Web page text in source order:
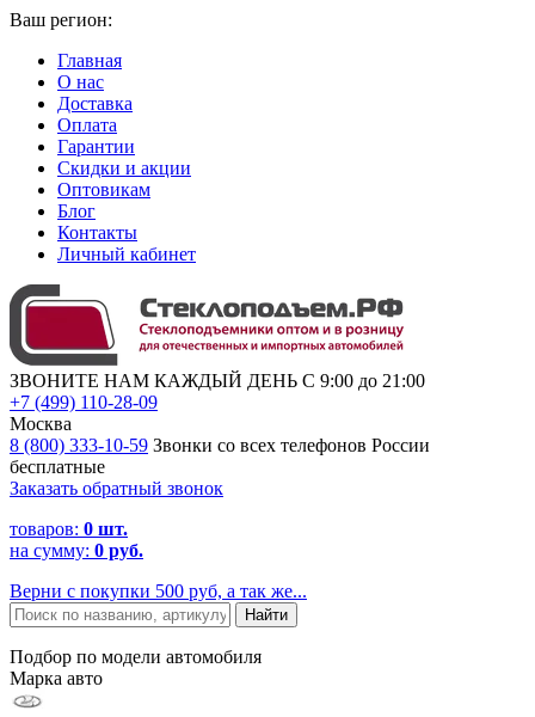
Ваш регион:
Главная
О нас
Доставка
Оплата
Гарантии
Скидки и акции
Оптовикам
Блог
Контакты
Личный кабинет
ЗВОНИТЕ НАМ КАЖДЫЙ ДЕНЬ С 9:00 до 21:00
+7 (499) 110-28-09
Москва
8 (800) 333-10-59 Звонки со всех телефонов России
бесплатные
Заказать обратный звонок
товаров: 0 шт.
на сумму: 0 руб.
Верни с покупки 500 руб, а так же...
Подбор по модели автомобиля
Марка авто